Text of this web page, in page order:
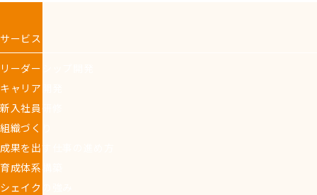
サービス
リーダーシップ開発
キャリア開発
新入社員研修
組織づくり
成果を出す仕事の進め方
育成体系構築
シェイクの強み